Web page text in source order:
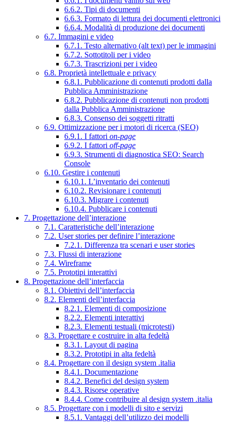
6.6.2. Tipi di documenti
6.6.3. Formato di lettura dei documenti elettronici
6.6.4. Modalità di produzione dei documenti
6.7. Immagini e video
6.7.1. Testo alternativo (alt text) per le immagini
6.7.2. Sottotitoli per i video
6.7.3. Trascrizioni per i video
6.8. Proprietà intellettuale e privacy
6.8.1. Pubblicazione di contenuti prodotti dalla
Pubblica Amministrazione
6.8.2. Pubblicazione di contenuti non prodotti
dalla Pubblica Amministrazione
6.8.3. Consenso dei soggetti ritratti
6.9. Ottimizzazione per i motori di ricerca (SEO)
6.9.1. I fattori on-page
6.9.2. I fattori off-page
6.9.3. Strumenti di diagnostica SEO: Search
Console
6.10. Gestire i contenuti
6.10.1. L’inventario dei contenuti
6.10.2. Revisionare i contenuti
6.10.3. Migrare i contenuti
6.10.4. Pubblicare i contenuti
7. Progettazione dell’interazione
7.1. Caratteristiche dell’interazione
7.2. User stories per definire l’interazione
7.2.1. Differenza tra scenari e user stories
7.3. Flussi di interazione
7.4. Wireframe
7.5. Prototipi interattivi
8. Progettazione dell’interfaccia
8.1. Obiettivi dell’interfaccia
8.2. Elementi dell’interfaccia
8.2.1. Elementi di composizione
8.2.2. Elementi interattivi
8.2.3. Elementi testuali (microtesti)
8.3. Progettare e costruire in alta fedeltà
8.3.1. Layout di pagina
8.3.2. Prototipi in alta fedeltà
8.4. Progettare con il design system .italia
8.4.1. Documentazione
8.4.2. Benefici del design system
8.4.3. Risorse operative
8.4.4. Come contribuire al design system .italia
8.5. Progettare con i modelli di sito e servizi
8.5.1. Vantaggi dell’utilizzo dei modelli